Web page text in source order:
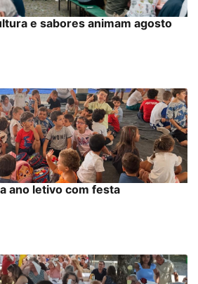
e sabores animam agosto
ano letivo com festa